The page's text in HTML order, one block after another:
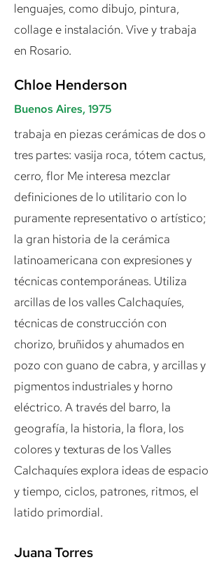
lenguajes, como dibujo, pintura,
collage e instalación. Vive y trabaja
en Rosario.
Chloe Henderson
Buenos Aires, 1975
trabaja en piezas cerámicas de dos o
tres partes: vasija roca, tótem cactus,
cerro, flor Me interesa mezclar
definiciones de lo utilitario con lo
puramente representativo o artístico;
la gran historia de la cerámica
latinoamericana con expresiones y
técnicas contemporáneas. Utiliza
arcillas de los valles Calchaquíes,
técnicas de construcción con
chorizo, bruñidos y ahumados en
pozo con guano de cabra, y arcillas y
pigmentos industriales y horno
eléctrico. A través del barro, la
geografía, la historia, la flora, los
colores y texturas de los Valles
Calchaquíes explora ideas de espacio
y tiempo, ciclos, patrones, ritmos, el
latido primordial.
Juana Torres